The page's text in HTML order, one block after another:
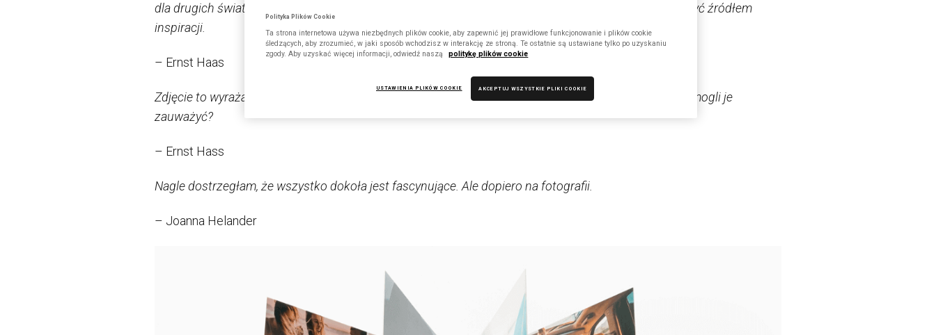
dla drugich świat jest pracownią. I dla tych nie istnieje zwyczajność – każda rzecz w ich życiu może być źródłem
inspiracji.
– Ernst Haas
Zdjęcie to wyrażanie wrażeń. Jeżeli piękno nie będzie istnieć w nas samych, to jak w ogóle będziemy mogli je
zauważyć?
– Ernst Hass
Nagle dostrzegłam, że wszystko dokoła jest fascynujące. Ale dopiero na fotografii.
– Joanna Helander
Polityka Plików Cookie
Ta strona internetowa używa niezbędnych plików cookie, aby zapewnić jej prawidłowe funkcjonowanie i plików cookie
śledzących, aby zrozumieć, w jaki sposób wchodzisz w interakcję ze stroną. Te ostatnie są ustawiane tylko po uzyskaniu
zgody. Aby uzyskać więcej informacji, odwiedź naszą
politykę plików cookie
USTAWIENIA PLIKÓW COOKIE AKCEPTUJ WSZYSTKIE PLIKI COOKIE